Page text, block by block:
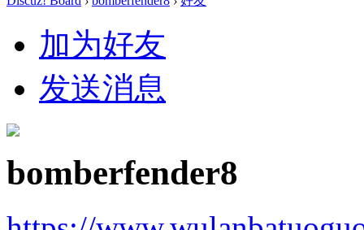
加为好友
发送消息
bomberfender8